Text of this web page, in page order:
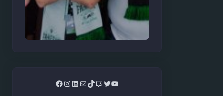
Facebook
Instagram
LinkedIn
MailTikTok
Twitch
Twitter
YouTube